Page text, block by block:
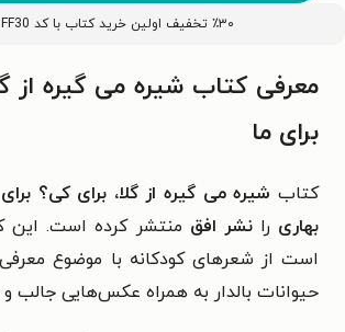
٪۳۰ تخفیف اولین خرید کتاب با کد
معرفی کتاب شیره می گیره از
برای ما
کتاب شیره می گیره از گلا، برای کی؟
بهاری رانشر افق منتشر کرده است. این
است از شعرهای کودکانه با موضوع
حیوانات بالدار به همراه عکس‌هایی جالب و